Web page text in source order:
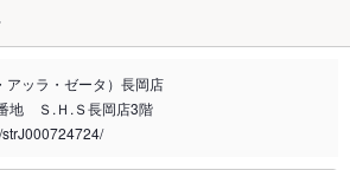
関する法律が施行されています。正しい情報はお店へお問い
ッラ・ゼータ）長岡店
地 Ｓ.Ｈ.Ｓ長岡店3階